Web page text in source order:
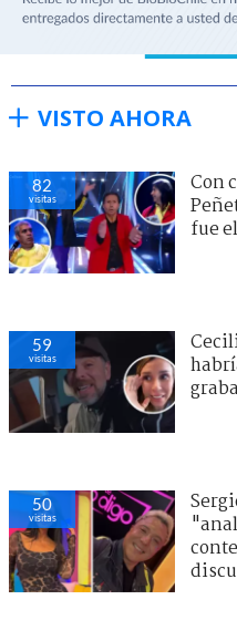
VISTO AHORA
82
visitas
Con
fue
59
visitas
50
visitas